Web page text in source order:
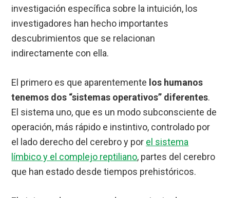
investigación específica sobre la intuición, los
investigadores han hecho importantes
descubrimientos que se relacionan
indirectamente con ella.
El primero es que aparentemente los humanos
tenemos dos “sistemas operativos” diferentes.
El sistema uno, que es un modo subconsciente de
operación, más rápido e instintivo, controlado por
el lado derecho del cerebro y por el sistema
límbico y el complejo reptiliano, partes del cerebro
que han estado desde tiempos prehistóricos.